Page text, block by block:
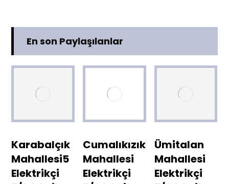
En son Paylaşılanlar
Karabalçık
Mahallesi5
Elektrikçi
Cumalıkızık
Mahallesi
Elektrikçi
Ümitalan
Mahallesi
Elektrikçi